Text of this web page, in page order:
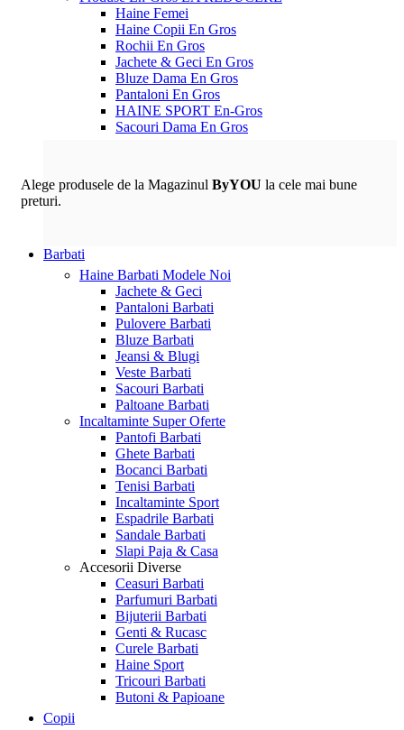
Haine Femei
Haine Copii En Gros
Rochii En Gros
Jachete & Geci En Gros
Bluze Dama En Gros
Pantaloni En Gros
HAINE SPORT En-Gros
Sacouri Dama En Gros
Alege produsele de la Magazinul ByYOU la cele mai bune
preturi.
Barbati
Haine Barbati Modele Noi
Jachete & Geci
Pantaloni Barbati
Pulovere Barbati
Bluze Barbati
Jeansi & Blugi
Veste Barbati
Sacouri Barbati
Paltoane Barbati
Incaltaminte Super Oferte
Pantofi Barbati
Ghete Barbati
Bocanci Barbati
Tenisi Barbati
Incaltaminte Sport
Espadrile Barbati
Sandale Barbati
Slapi Paja & Casa
Accesorii Diverse
Ceasuri Barbati
Parfumuri Barbati
Bijuterii Barbati
Genti & Rucasc
Curele Barbati
Haine Sport
Tricouri Barbati
Butoni & Papioane
Copii